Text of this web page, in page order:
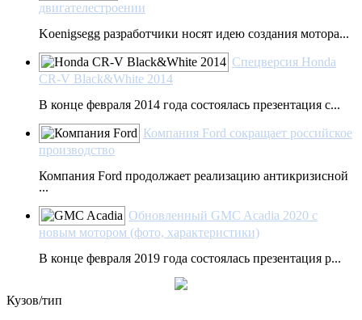
двигателестроении
Koenigsegg разработчики носят идею создания мотора...
Спецверсия Honda
CR-V Black&White 2014
В конце февраля 2014 года состоялась презентация с...
Компания Ford сокращает российское
производство
Компания Ford продолжает реализацию антикризисной
...
Обновленный GMC Acadia 2020 с
новым мотором (фото, характеристики)
В конце февраля 2019 года состоялась презентация р...
Кузов/тип